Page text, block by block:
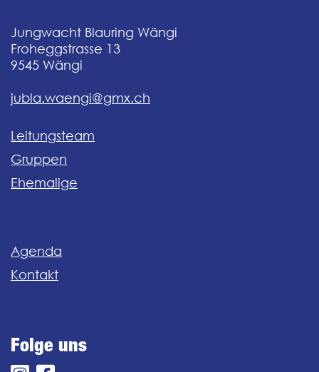
Jungwacht Blauring Wängi
Froheggstrasse 13
9545 Wängi
jubla.waengi@gmx.ch
Leitungsteam
Gruppen
Ehemalige
Agenda
Kontakt
Folge uns